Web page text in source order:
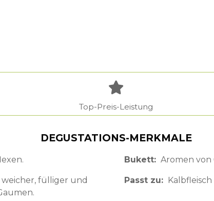
Top-Preis-Leistung
DEGUSTATIONS-MERKMALE
Bukett Aromen von
fülliger und
Passt zu